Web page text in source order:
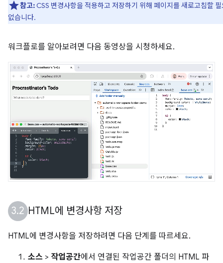
참고: CSS 변경사항을 적용하고 저장하기 위해 페이지를 새로고침할
없습니다.
워크플로를 알아보려면 다음 동영상을 시청하세요.
HTML에 변경사항 저장
HTML에 변경사항을 저장하려면 다음 단계를 따르세요.
소스 > 작업공간에서 연결된 작업공간 폴더의 HTML 파